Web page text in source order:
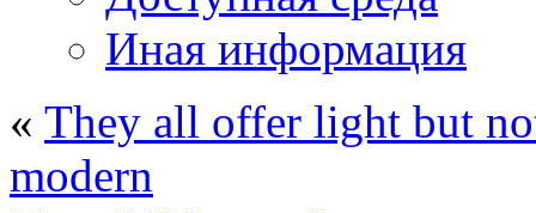
Иная информация
« They all offer light but
modern